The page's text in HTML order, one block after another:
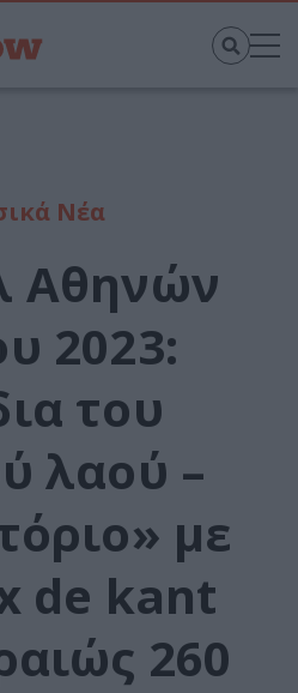
Νέα
Αθηνών
2023:
του
λαού –
με
de kant
260